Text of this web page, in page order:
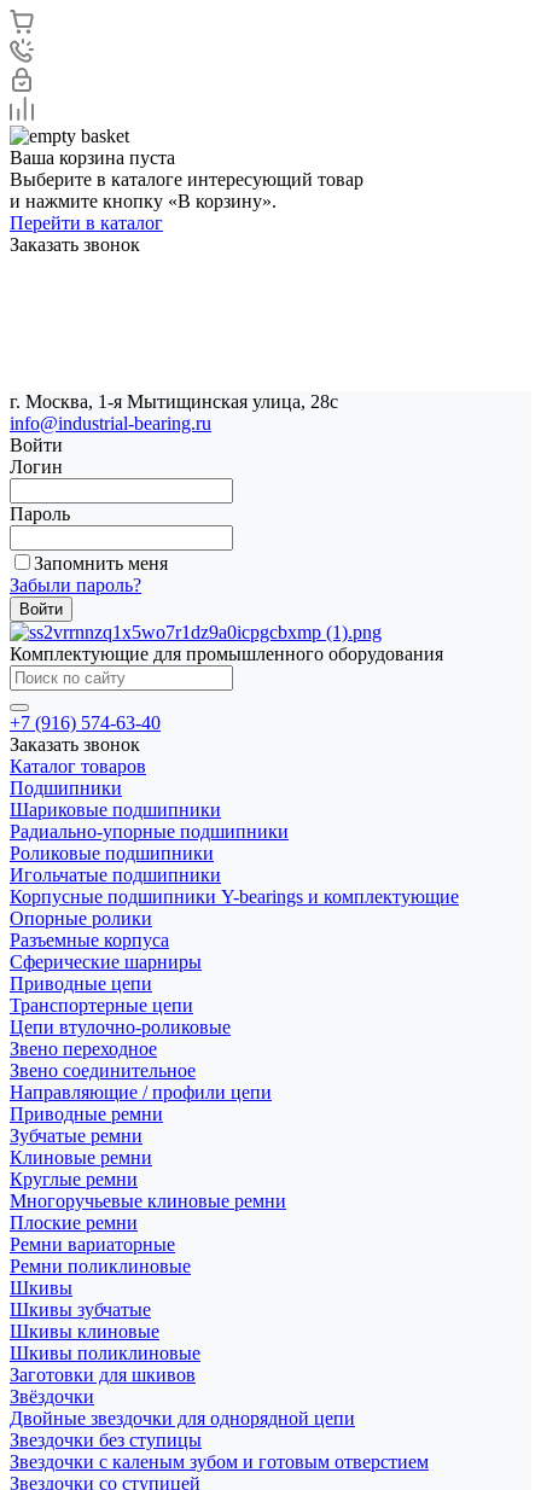
Ваша корзина пуста
Выберите в каталоге интересующий товар
и нажмите кнопку «В корзину».
Перейти в каталог
Заказать звонок
г. Москва, 1-я Мытищинская улица, 28с
info@industrial-bearing.ru
Войти
Логин
Пароль
Запомнить меня
Забыли пароль?
Комплектующие для промышленного оборудования
+7 (916) 574-63-40
Заказать звонок
Каталог товаров
Подшипники
Шариковые подшипники
Радиально-упорные подшипники
Роликовые подшипники
Игольчатые подшипники
Корпусные подшипники Y-bearings и комплектующие
Опорные ролики
Разъемные корпуса
Сферические шарниры
Приводные цепи
Транспортерные цепи
Цепи втулочно-роликовые
Звено переходное
Звено соединительное
Направляющие / профили цепи
Приводные ремни
Зубчатые ремни
Клиновые ремни
Круглые ремни
Многоручьевые клиновые ремни
Плоские ремни
Ремни вариаторные
Ремни поликлиновые
Шкивы
Шкивы зубчатые
Шкивы клиновые
Шкивы поликлиновые
Заготовки для шкивов
Звёздочки
Двойные звездочки для однорядной цепи
Звездочки без ступицы
Звездочки с каленым зубом и готовым отверстием
Звездочки со ступицей